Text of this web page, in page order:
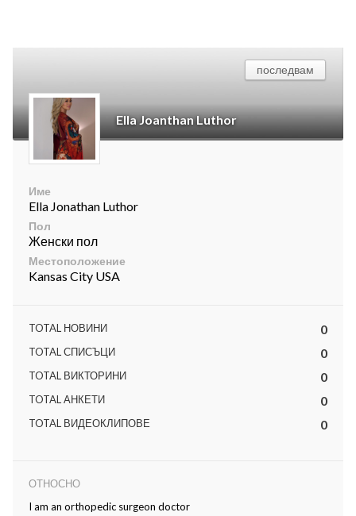
Ella Joanthan Luthor
последвам
Име
Ella Jonathan Luthor
Пол
Женски пол
Местоположение
Kansas City USA
TOTAL НОВИНИ 0
TOTAL СПИСЪЦИ 0
TOTAL ВИКТОРИНИ 0
TOTAL АНКЕТИ 0
TOTAL ВИДЕОКЛИПОВЕ 0
ОТНОСНО
I am an orthopedic surgeon doctor